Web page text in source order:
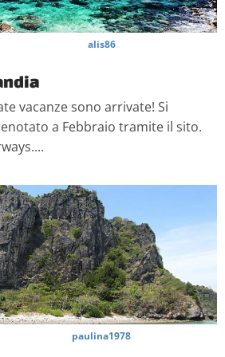
alis86
vacanze sono arrivate! Si
a Febbraio tramite il sito.
paulina1978